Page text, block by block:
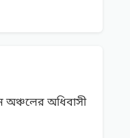
অধিবাসী